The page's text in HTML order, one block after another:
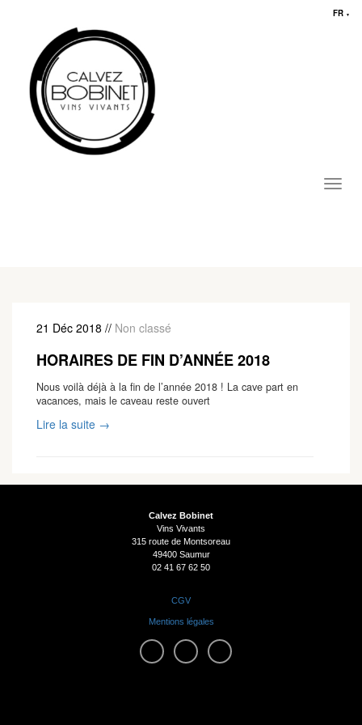
FR ▼
21 Déc 2018 // Non classé
HORAIRES DE FIN D’ANNÉE 2018
Nous voilà déjà à la fin de l’année 2018 ! La cave part en
vacances, mais le caveau reste ouvert
Lire la suite →
Calvez Bobinet
Vins Vivants
315 route de Montsoreau
49400 Saumur
02 41 67 62 50
CGV
Mentions légales